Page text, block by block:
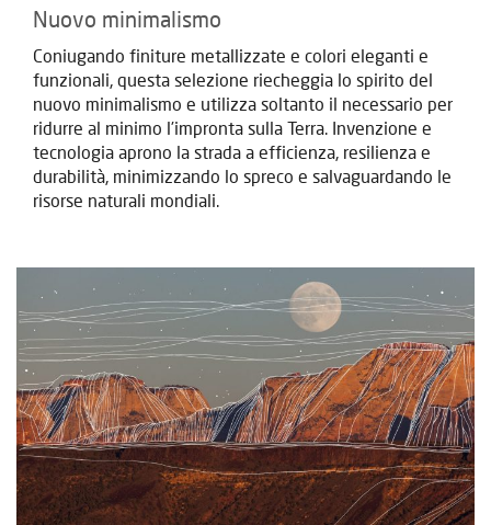
Nuovo minimalismo
Coniugando finiture metallizzate e colori eleganti e
funzionali, questa selezione riecheggia lo spirito del
nuovo minimalismo e utilizza soltanto il necessario per
ridurre al minimo l’impronta sulla Terra. Invenzione e
tecnologia aprono la strada a efficienza, resilienza e
durabilità, minimizzando lo spreco e salvaguardando le
risorse naturali mondiali.